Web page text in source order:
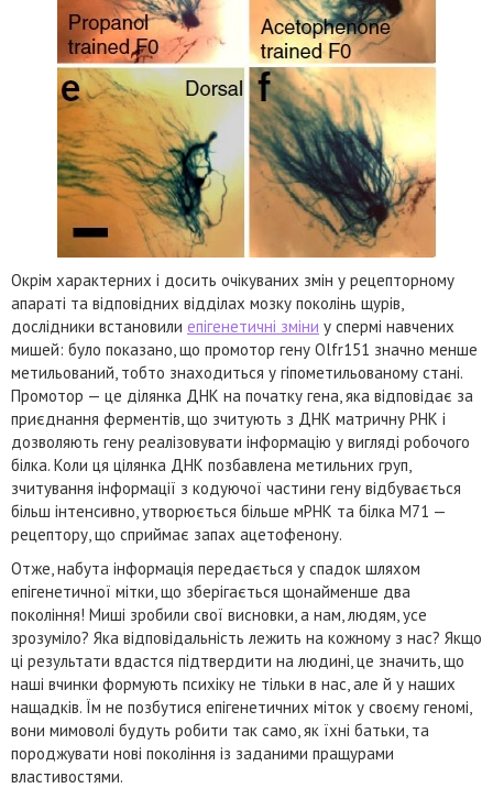
Окрім характерних і досить очікуваних змін у рецепторному
апараті та відповідних відділах мозку поколінь щурів,
дослідники встановили епігенетичні зміни у спермі навчених
мишей: було показано, що промотор гену Olfr151 значно менше
метильований, тобто знаходиться у гіпометильованому стані.
Промотор — це ділянка ДНК на початку гена, яка відповідає за
приєднання ферментів, що зчитують з ДНК матричну РНК і
дозволяють гену реалізовувати інформацію у вигляді робочого
білка. Коли ця цілянка ДНК позбавлена метильних груп,
зчитування інформації з кодуючої частини гену відбувається
більш інтенсивно, утворюється більше мРНК та білка М71 —
рецептору, що сприймає запах ацетофенону.
Отже, набута інформація передається у спадок шляхом
епігенетичної мітки, що зберігається щонайменше два
покоління! Миші зробили свої висновки, а нам, людям, усе
зрозуміло? Яка відповідальність лежить на кожному з нас? Якщо
ці результати вдастся підтвердити на людині, це значить, що
наші вчинки формують психіку не тільки в нас, але й у наших
нащадків. Їм не позбутися епігенетичних міток у своєму геномі,
вони мимоволі будуть робити так само, як їхні батьки, та
породжувати нові покоління із заданими пращурами
властивостями.